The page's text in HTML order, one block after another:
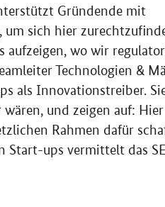
Gründende mit
sich hier
aufzeigen, wo wir
Technologien &
als Innovationstreiber.
und zeigen auf:
Rahmen dafür
Start-ups vermittelt das